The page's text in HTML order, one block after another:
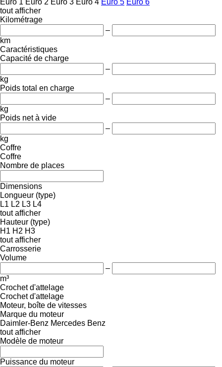
tout afficher
Kilométrage
–
km
Caractéristiques
Capacité de charge
–
kg
Poids total en charge
–
kg
Poids net à vide
–
kg
Coffre
Coffre
Nombre de places
Dimensions
Longueur (type)
L1 L2 L3 L4
tout afficher
Hauteur (type)
H1 H2 H3
tout afficher
Carrosserie
Volume
–
m³
Crochet d'attelage
Crochet d'attelage
Moteur, boîte de vitesses
Marque du moteur
Daimler-Benz Mercedes Benz
tout afficher
Modèle de moteur
Puissance du moteur